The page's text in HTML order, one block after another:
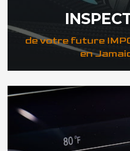
de votre future
en
DÉCOUVREZ VOTRE